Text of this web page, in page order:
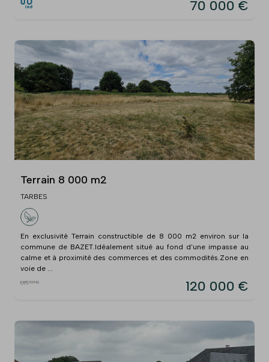
70 000 €
Terrain 8 000 m2
TARBES
En exclusivité Terrain constructible de 8 000 m2 environ sur la
commune de BAZET.Idéalement situé au fond d'une impasse au
calme et à proximité des commerces et des commodités.Zone en
voie de ...
120 000 €